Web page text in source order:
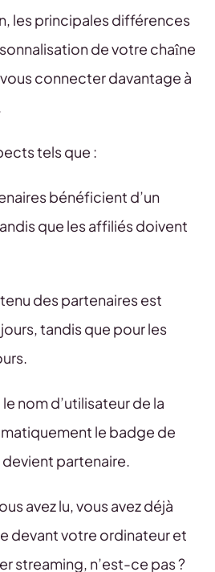
les principales différences
de votre chaîne
connecter davantage à
tels que :
bénéficient d’un
que les affiliés doivent
des partenaires est
tandis que pour les
le nom d’utilisateur de la
le badge de
partenaire.
avez lu, vous avez déjà
devant votre ordinateur et
streaming, n’est-ce pas ?